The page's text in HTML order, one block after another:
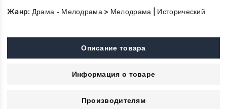
Жанр: Драма - Мелодрама > Мелодрама Исторический
Описание товара
Информация о товаре
Производителям